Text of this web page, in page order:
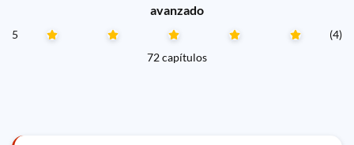
avanzado
5
(4)
72 capítulos